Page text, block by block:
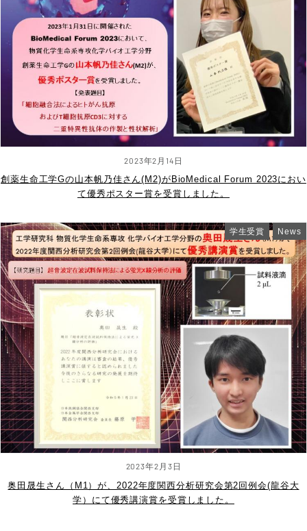
2023年2月14日
創薬生命工学Gの山本帆乃佳さん(M2)がBioMedical Forum 2023におい
て優秀ポスター賞を受賞しました。
2023年2月3日
学生受賞 News
奥田晟生さん（M1）が、2022年度関西分析研究会第2回例会(龍谷大
学）にて優秀講演賞を受賞しました。